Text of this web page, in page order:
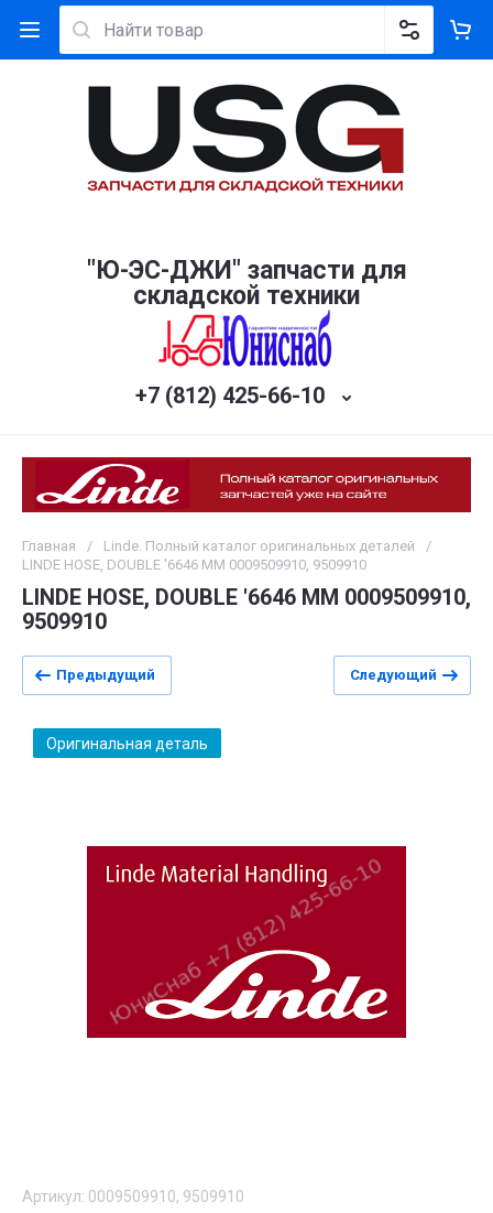
"Ю-ЭС-ДЖИ" запчасти для
складской техники
+7 (812) 425-66-10
Главная / Linde. Полный каталог оригинальных деталей
/
LINDE HOSE, DOUBLE '6646 MM 0009509910, 9509910
LINDE HOSE, DOUBLE '6646 MM 0009509910,
9509910
Предыдущий Следующий
Оригинальная деталь
Артикул: 0009509910, 9509910